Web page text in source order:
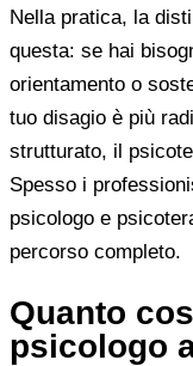
Nella pratica, la
questa: se hai
orientamento o
tuo disagio è più
strutturato, il
Spesso i
psicologo e
percorso completo.
Quanto
psicologo